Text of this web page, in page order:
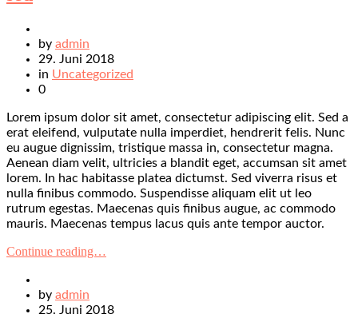
by admin
29. Juni 2018
in Uncategorized
0
Lorem ipsum dolor sit amet, consectetur adipiscing elit. Sed a
erat eleifend, vulputate nulla imperdiet, hendrerit felis. Nunc
eu augue dignissim, tristique massa in, consectetur magna.
Aenean diam velit, ultricies a blandit eget, accumsan sit amet
lorem. In hac habitasse platea dictumst. Sed viverra risus et
nulla finibus commodo. Suspendisse aliquam elit ut leo
rutrum egestas. Maecenas quis finibus augue, ac commodo
mauris. Maecenas tempus lacus quis ante tempor auctor.
Continue reading…
by admin
25. Juni 2018